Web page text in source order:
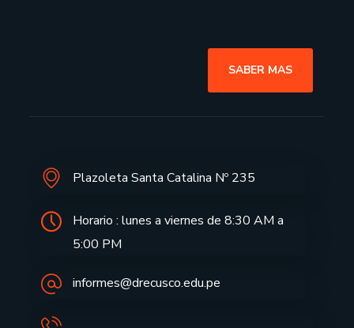
SABER MAS
Plazoleta Santa Catalina Nº 235
Horario : lunes a viernes de 8:30 AM a
5:00 PM
informes@drecusco.edu.pe